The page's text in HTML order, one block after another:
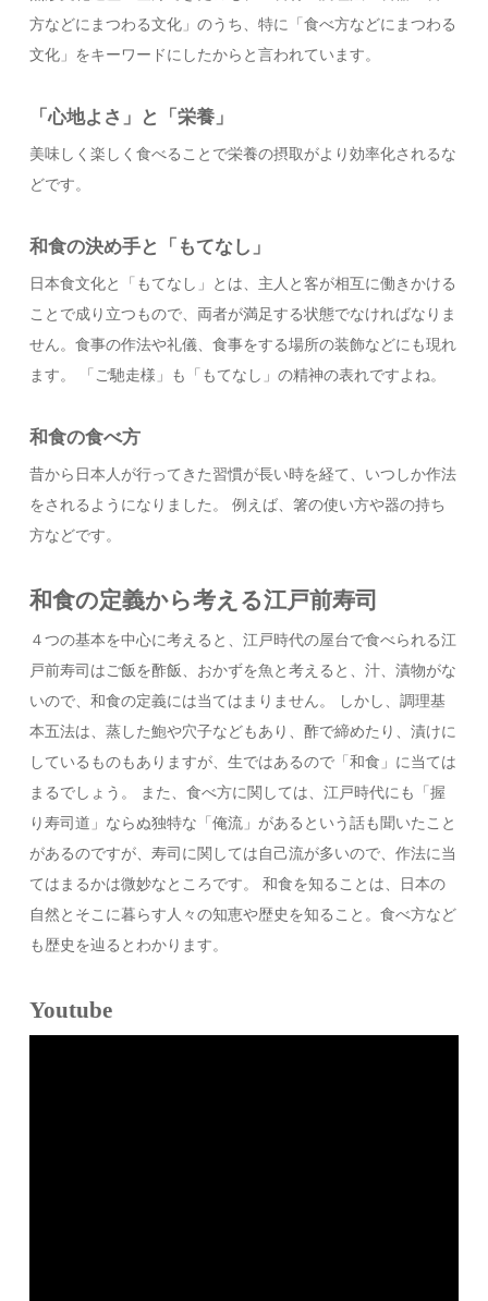
方などにまつわる文化」のうち、特に「食べ方などにまつわる
文化」をキーワードにしたからと言われています。
「心地よさ」と「栄養」
美味しく楽しく食べることで栄養の摂取がより効率化されるな
どです。
和食の決め手と「もてなし」
日本食文化と「もてなし」とは、主人と客が相互に働きかける
ことで成り立つもので、両者が満足する状態でなければなりま
せん。食事の作法や礼儀、食事をする場所の装飾などにも現れ
ます。 「ご馳走様」も「もてなし」の精神の表れですよね。
和食の食べ方
昔から日本人が行ってきた習慣が長い時を経て、いつしか作法
をされるようになりました。 例えば、箸の使い方や器の持ち
方などです。
和食の定義から考える江戸前寿司
４つの基本を中心に考えると、江戸時代の屋台で食べられる江
戸前寿司はご飯を酢飯、おかずを魚と考えると、汁、漬物がな
いので、和食の定義には当てはまりません。 しかし、調理基
本五法は、蒸した鮑や穴子などもあり、酢で締めたり、漬けに
しているものもありますが、生ではあるので「和食」に当ては
まるでしょう。 また、食べ方に関しては、江戸時代にも「握
り寿司道」ならぬ独特な「俺流」があるという話も聞いたこと
があるのですが、寿司に関しては自己流が多いので、作法に当
てはまるかは微妙なところです。 和食を知ることは、日本の
自然とそこに暮らす人々の知恵や歴史を知ること。食べ方など
も歴史を辿るとわかります。
Youtube